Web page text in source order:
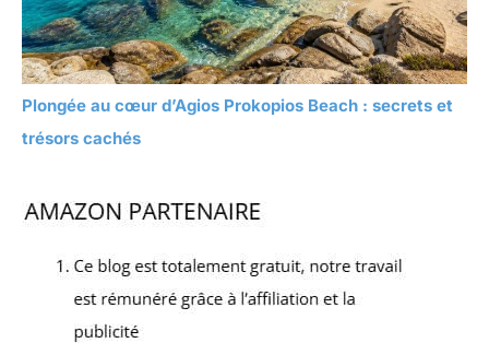
Plongée au cœur d’Agios Prokopios Beach : secrets et
trésors cachés